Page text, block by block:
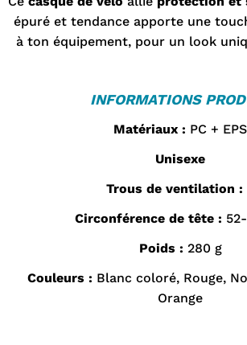
épuré et tendance apporte une
à ton équipement, pour un look
INFORMATIONS
Matériaux : PC + EPS
Unisexe
Trous de ventilation :
Circonférence de tête :
Poids : 280 g
Couleurs : Blanc coloré, Rouge,
Orange